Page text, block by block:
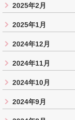
2025年2月
2025年1月
2024年12月
2024年11月
2024年10月
2024年9月